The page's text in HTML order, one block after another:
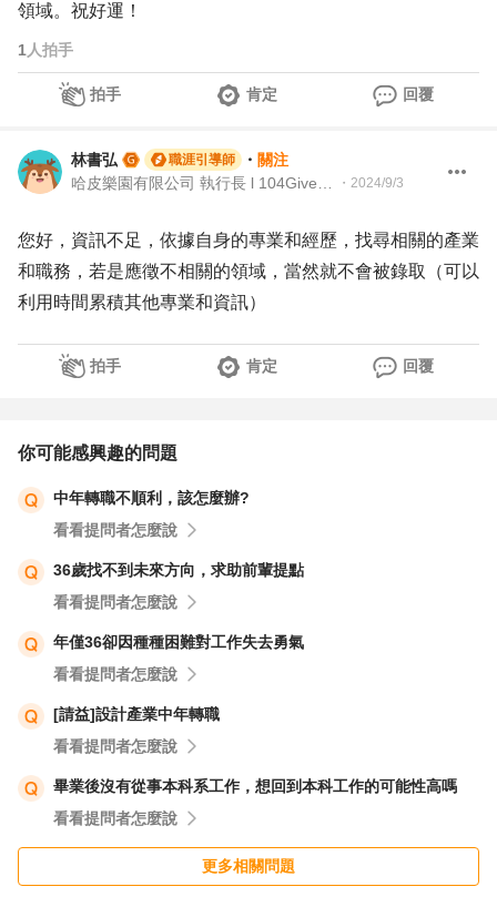
領域。祝好運！
1 人拍手
拍手 肯定 回覆
林書弘 職涯引導師 ・ 關注
・ 2024/9/3
您好，資訊不足，依據自身的專業和經歷，找尋相關的產業
和職務，若是應徵不相關的領域，當然就不會被錄取（可以
利用時間累積其他專業和資訊）
拍手 肯定 回覆
你可能感興趣的問題
中年轉職不順利，該怎麼辦?
看看提問者怎麼說
36歲找不到未來方向，求助前輩提點
看看提問者怎麼說
年僅36卻因種種困難對工作失去勇氣
看看提問者怎麼說
[請益]設計產業中年轉職
看看提問者怎麼說
畢業後沒有從事本科系工作，想回到本科工作的可能性高嗎
看看提問者怎麼說
更多相關問題